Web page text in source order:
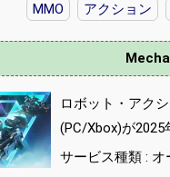
MMO アクション
ロボット・アク
(PC/Xbox)が
サービス種類 : オ